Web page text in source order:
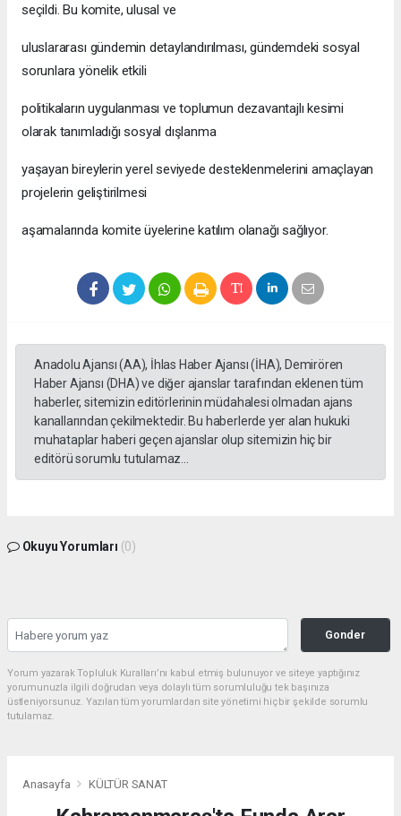
seçildi. Bu komite, ulusal ve
uluslararası gündemin detaylandırılması, gündemdeki sosyal
sorunlara yönelik etkili
politikaların uygulanması ve toplumun dezavantajlı kesimi
olarak tanımladığı sosyal dışlanma
yaşayan bireylerin yerel seviyede desteklenmelerini amaçlayan
projelerin geliştirilmesi
aşamalarında komite üyelerine katılım olanağı sağlıyor.
Anadolu Ajansı (AA), İhlas Haber Ajansı (İHA), Demirören
Haber Ajansı (DHA) ve diğer ajanslar tarafından eklenen tüm
haberler, sitemizin editörlerinin müdahalesi olmadan ajans
kanallarından çekilmektedir. Bu haberlerde yer alan hukuki
muhataplar haberi geçen ajanslar olup sitemizin hiç bir
editörü sorumlu tutulamaz...
Okuyu Yorumları (0)
Gonder
Yorum yazarak Topluluk Kuralları’nı kabul etmiş bulunuyor ve siteye yaptığınız
yorumunuzla ilgili doğrudan veya dolaylı tüm sorumluluğu tek başınıza
üstleniyorsunuz. Yazılan tüm yorumlardan site yönetimi hiçbir şekilde sorumlu
tutulamaz.
Anasayfa KÜLTÜR SANAT